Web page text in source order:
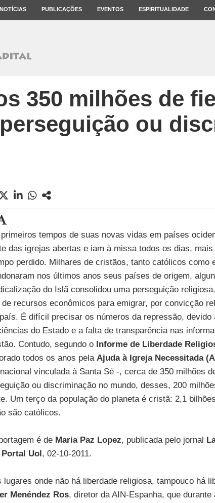
NOTÍCIAS PUBLICAÇÕES EVENTOS ESPIRITUALIDADE
350 milhões de
ou
tempos de suas novas vidas em países
das igrejas abertas e iam à missa todos os dias,
perdido. Milhares de cristãos, tanto católicos como
nos últimos anos seus países de origem,
do Islã consolidou uma perseguição
recursos econômicos para emigrar, por convicção
É difícil precisar os números da repressão, devido
do Estado e a falta de transparência nas
Contudo, segundo o Informe de Liberdade
todos os anos pela Ajuda à Igreja Necessitada
vinculada à Santa Sé -, cerca de 350 milhões
ou discriminação no mundo, desses, 200
Um terço da população do planeta é cristã: 2,1
são católicos.
é de Maria Paz Lopez, publicada pelo jornal
Portal Uol, 02-10-2011.
lugares onde não há liberdade religiosa, tampouco há
Menéndez Ros, diretor da AIN-Espanha, que durante